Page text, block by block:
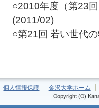
○2010年度（第23
(2011/02)
○第21回 若い世代
個人情報保護 金沢大学ホーム